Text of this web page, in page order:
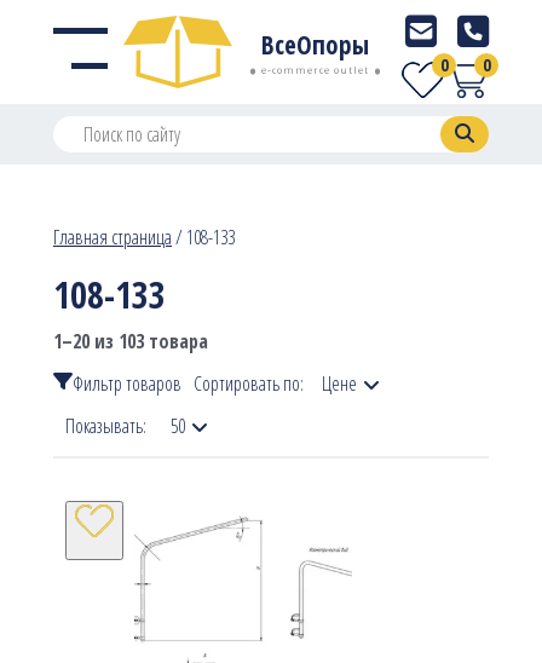
ВсеОпоры
e-commerce outlet 0
0
Главная страница/108-133
108-133
1–20 из 103 товара
Фильтр товаров Сортировать по:
Цене
Показывать:
50